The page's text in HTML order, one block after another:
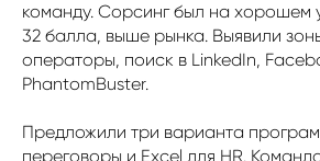
команду. Сорсинг был на хорошем
32 балла, выше рынка. Выявили
операторы, поиск в LinkedIn,
PhantomBuster.
Предложили три варианта
переговоры и Excel для HR.